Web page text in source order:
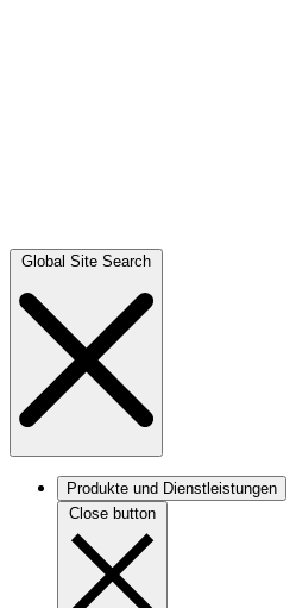
Global Site Search
Produkte und Dienstleistungen
Close button